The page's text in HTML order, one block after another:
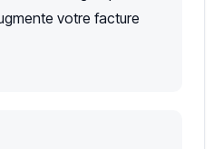
votre facture